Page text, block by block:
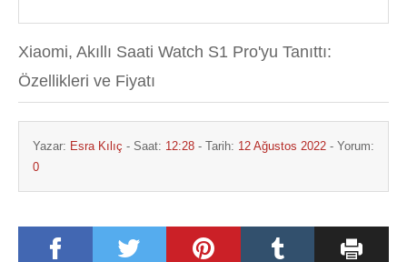
Xiaomi, Akıllı Saati Watch S1 Pro'yu Tanıttı:
Özellikleri ve Fiyatı
Yazar: Esra Kılıç - Saat: 12:28 - Tarih: 12 Ağustos 2022 - Yorum:
0